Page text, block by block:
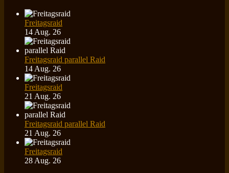
Freitagsraid
14 Aug. 26
Freitagsraid parallel Raid
14 Aug. 26
Freitagsraid
21 Aug. 26
Freitagsraid parallel Raid
21 Aug. 26
Freitagsraid
28 Aug. 26